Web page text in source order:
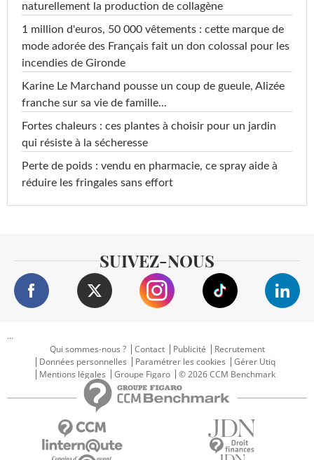
naturellement la production de collagène
1 million d'euros, 50 000 vêtements : cette marque de
mode adorée des Français fait un don colossal pour les
incendies de Gironde
Karine Le Marchand pousse un coup de gueule, Alizée
franche sur sa vie de famille...
Fortes chaleurs : ces plantes à choisir pour un jardin
qui résiste à la sécheresse
Perte de poids : vendu en pharmacie, ce spray aide à
réduire les fringales sans effort
SUIVEZ-NOUS
...
Qui sommes-nous ?
Contact Publicité
Recrutement
Données personnelles
Paramétrer les cookies
Gérer Utiq
Mentions légales
Groupe Figaro © 2026 CCM Benchmark